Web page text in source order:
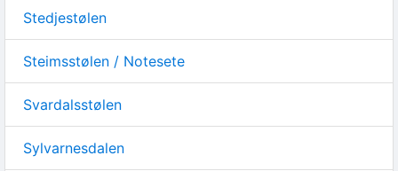
Stedjestølen
Steimsstølen / Notesete
Svardalsstølen
Sylvarnesdalen